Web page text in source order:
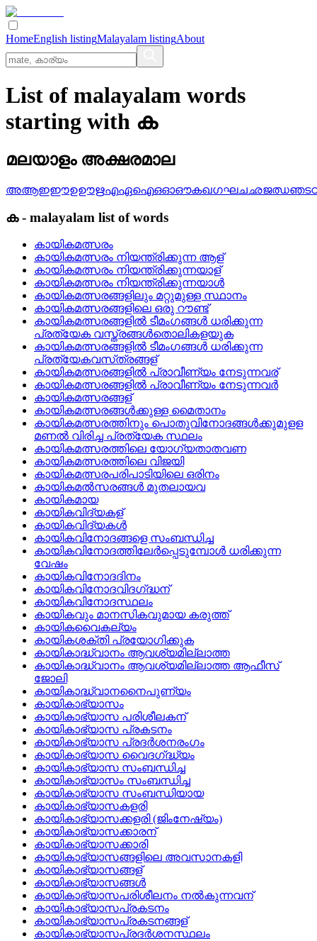
HomeEnglish listingMalayalam listingAbout
List of malayalam words
starting with ക
മലയാളം അക്ഷരമാല
അആഇഈഉഊഋഎഏഐഒഓഔകഖഗഘചഛജഝഞട
ക- malayalam list of words
കായികമത്സരം
കായികമത്സരം നിയന്ത്രിക്കുന്ന ആള്
കായികമത്സരം നിയന്ത്രിക്കുന്നയാള്
കായികമത്സരം നിയന്ത്രിക്കുന്നയാള്‍
കായികമത്സരങ്ങളിലും മറ്റുമുള്ള സ്ഥാനം
കായികമത്സരങ്ങളിലെ ഒരു റൗണ്ട്
കായികമത്സരങ്ങളില്‍ ടീമംഗങ്ങള്‍ ധരിക്കുന്ന
പ്രത്യേക വസ്ത്രങ്ങള്‍തൊലികളയുക
കായികമത്സരങ്ങളില്‍ ടീമംഗങ്ങള്‍ ധരിക്കുന്ന
പ്രത്യേകവസ്‌ത്രങ്ങള്
കായികമത്സരങ്ങളില്‍ പ്രാവീണ്യം നേടുന്നവര്
കായികമത്സരങ്ങളില്‍ പ്രാവീണ്യം നേടുന്നവര്‍
കായികമത്സരങ്ങള്
കായികമത്സരങ്ങള്‍ക്കുള്ള മൈതാനം
കായികമത്സരത്തിനും പൊതുവിനോദങ്ങള്‍ക്കുമുളള
മണല്‍ വിരിച്ച പ്രത്യേക സ്ഥലം
കായികമത്സരത്തിലെ യോഗ്യതാതവണ
കായികമത്സരത്തിലെ വിജയി
കായികമത്സരപരിപാടിയിലെ ഒരിനം
കായികമല്‍സരങ്ങള്‍ മുതലായവ
കായികമായ
കായികവിദ്യകള്
കായികവിദ്യകള്‍
കായികവിനോദങ്ങളെ സംബന്ധിച്ച
കായികവിനോദത്തിലേര്‍പ്പെടുമ്പോള്‍ ധരിക്കുന്ന
വേഷം
കായികവിനോദദിനം
കായികവിനോദവിദഗ്‌ദ്ധന്
കായികവിനോദസ്ഥലം
കായികവും മാനസികവുമായ കരുത്ത്
കായികവൈകല്യം
കായികശക്തി പ്രയോഗിക്കുക
കായികാദ്ധ്വാനം ആവശ്യമില്ലാത്ത
കായികാദ്ധ്വാനം ആവശ്യമില്ലാത്ത ആഫീസ്‌
ജോലി
കായികാദ്ധ്വാനനൈപുണ്യം
കായികാഭ്യാസം
കായികാഭ്യാസ പരിശീലകന്
കായികാഭ്യാസ പ്രകടനം
കായികാഭ്യാസ പ്രദര്‍ശനരംഗം
കായികാഭ്യാസ വൈദഗ്‌ദ്ധ്യം
കായികാഭ്യാസ സംബന്ധിച്ച
കായികാഭ്യാസം സംബന്ധിച്ച
കായികാഭ്യാസ സംബന്ധിയായ
കായികാഭ്യാസകളരി
കായികാഭ്യാസക്കളരി (ജിംനേഷ്യം)
കായികാഭ്യാസക്കാരന്
കായികാഭ്യാസക്കാരി
കായികാഭ്യാസങ്ങളിലെ അവസാനകളി
കായികാഭ്യാസങ്ങള്
കായികാഭ്യാസങ്ങള്‍
കായികാഭ്യാസപരിശീലനം നല്‍കുന്നവന്
കായികാഭ്യാസപ്രകടനം
കായികാഭ്യാസപ്രകടനങ്ങള്
കായികാഭ്യാസപ്രദര്‍ശനസ്ഥലം